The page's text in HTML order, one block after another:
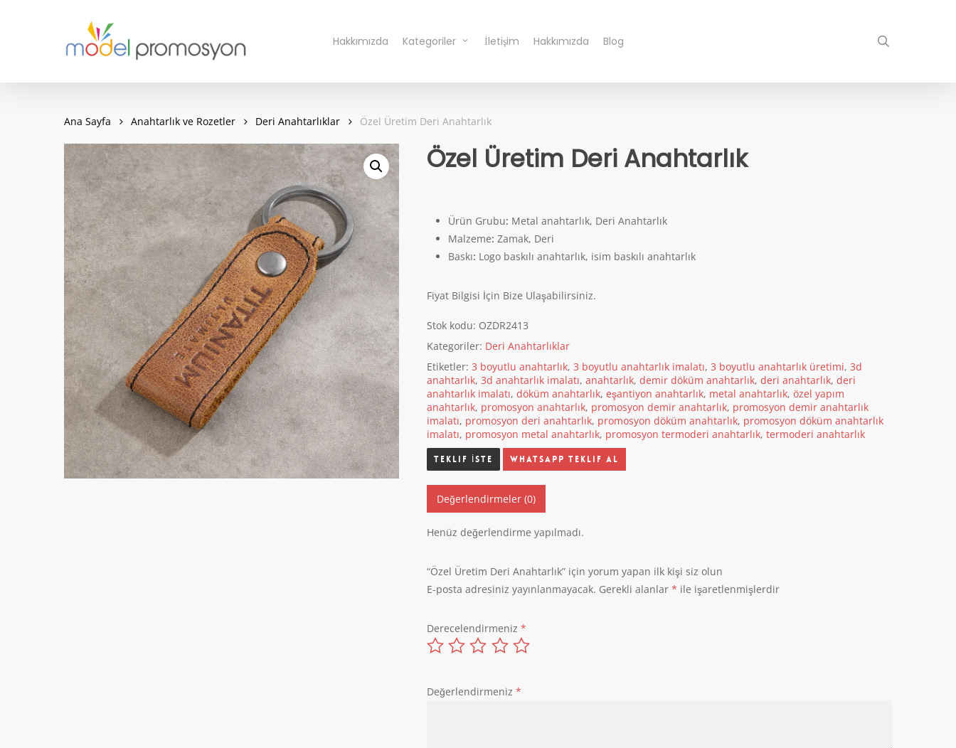
Hakkımızda Kategoriler İletişim Hakkımızda Blog
Ana Sayfa Anahtarlık ve Rozetler Deri Anahtarlıklar Özel Üretim Deri Anahtarlık
Özel Üretim Deri Anahtarlık
Ürün Grubu: Metal anahtarlık, Deri Anahtarlık
Malzeme: Zamak, Deri
Baskı: Logo baskılı anahtarlık, isim baskılı anahtarlık
Fiyat Bilgisi İçin Bize Ulaşabilirsiniz.
Stok kodu: OZDR2413
Kategoriler: Deri Anahtarlıklar
Etiketler: 3 boyutlu anahtarlık, 3 boyutlu anahtarlık imalatı, 3 boyutlu anahtarlık üretimi, 3d
anahtarlık, 3d anahtarlık imalatı, anahtarlık, demir döküm anahtarlık, deri anahtarlık, deri
anahtarlık imalatı, döküm anahtarlık, eşantiyon anahtarlık, metal anahtarlık, özel yapım
anahtarlık, promosyon anahtarlık, promosyon demir anahtarlık, promosyon demir anahtarlık
imalatı, promosyon deri anahtarlık, promosyon döküm anahtarlık, promosyon döküm anahtarlık
imalatı, promosyon metal anahtarlık, promosyon termoderi anahtarlık, termoderi anahtarlık
Whatsapp Teklif Al
Değerlendirmeler (0)
Henüz değerlendirme yapılmadı.
“Özel Üretim Deri Anahtarlık” için yorum yapan ilk kişi siz olun
E-posta adresiniz yayınlanmayacak. Gerekli alanlar * ile işaretlenmişlerdir
Derecelendirmeniz *
Değerlendirmeniz *